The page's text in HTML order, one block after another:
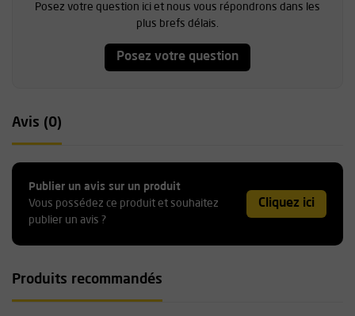
Posez votre question ici et nous vous répondrons dans les
plus brefs délais.
Posez votre question
Avis (0)
Publier un avis sur un produit
Vous possédez ce produit et souhaitez
publier un avis ?
Cliquez ici
Produits recommandés